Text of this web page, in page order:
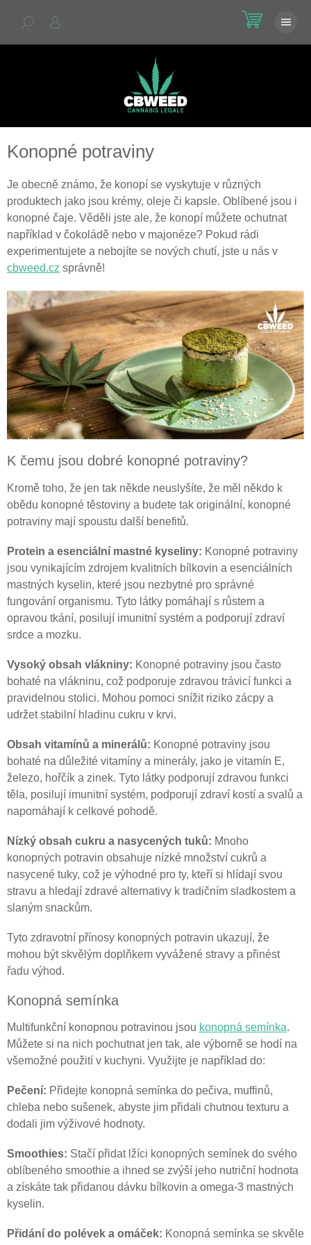
Konopné potraviny
Je obecně známo, že konopí se vyskytuje v různých
produktech jako jsou krémy, oleje či kapsle. Oblíbené jsou i
konopné čaje. Věděli jste ale, že konopí můžete ochutnat
například v čokoládě nebo v majonéze? Pokud rádi
experimentujete a nebojíte se nových chutí, jste u nás v
cbweed.cz správně!
K čemu jsou dobré konopné potraviny?
Kromě toho, že jen tak někde neuslyšíte, že měl někdo k
obědu konopné těstoviny a budete tak originální, konopné
potraviny mají spoustu další benefitů.
Protein a esenciální mastné kyseliny: Konopné potraviny
jsou vynikajícím zdrojem kvalitních bílkovin a esenciálních
mastných kyselin, které jsou nezbytné pro správné
fungování organismu. Tyto látky pomáhají s růstem a
opravou tkání, posilují imunitní systém a podporují zdraví
srdce a mozku.
Vysoký obsah vlákniny: Konopné potraviny jsou často
bohaté na vlákninu, což podporuje zdravou trávicí funkci a
pravidelnou stolici. Mohou pomoci snížit riziko zácpy a
udržet stabilní hladinu cukru v krvi.
Obsah vitamínů a minerálů: Konopné potraviny jsou
bohaté na důležité vitamíny a minerály, jako je vitamín E,
železo, hořčík a zinek. Tyto látky podporují zdravou funkci
těla, posilují imunitní systém, podporují zdraví kostí a svalů a
napomáhají k celkové pohodě.
Nízký obsah cukru a nasycených tuků: Mnoho
konopných potravin obsahuje nízké množství cukrů a
nasycené tuky, což je výhodné pro ty, kteří si hlídají svou
stravu a hledají zdravé alternativy k tradičním sladkostem a
slaným snackům.
Tyto zdravotní přínosy konopných potravin ukazují, že
mohou být skvělým doplňkem vyvážené stravy a přinést
řadu výhod.
Konopná semínka
Multifunkční konopnou potravinou jsou konopná semínka.
Můžete si na nich pochutnat jen tak, ale výborně se hodí na
všemožné použití v kuchyni. Využijte je například do:
Pečení: Přidejte konopná semínka do pečiva, muffinů,
chleba nebo sušenek, abyste jim přidali chutnou texturu a
dodali jim výživové hodnoty.
Smoothies: Stačí přidat lžíci konopných semínek do svého
oblíbeného smoothie a ihned se zvýší jeho nutriční hodnota
a získáte tak přidanou dávku bílkovin a omega-3 mastných
kyselin.
Přidání do polévek a omáček: Konopná semínka se skvěle